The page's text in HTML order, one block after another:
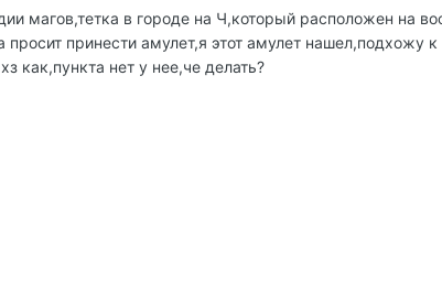
магов,тетка в городе на Ч,который расположен на
принести амулет,я этот амулет нашел,подхожу к
как,пункта нет у нее,че делать?